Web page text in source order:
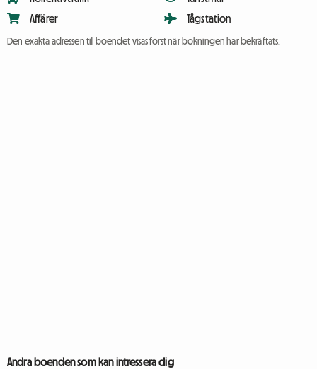
Affärer
Tågstation
Den exakta adressen till boendet visas först när bokningen har bekräftats.
Andra boenden som kan intressera dig